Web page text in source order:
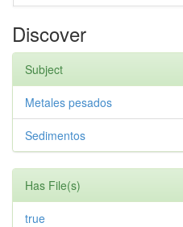
Discover
Subject
Metales pesados
Sedimentos
Has File(s)
true